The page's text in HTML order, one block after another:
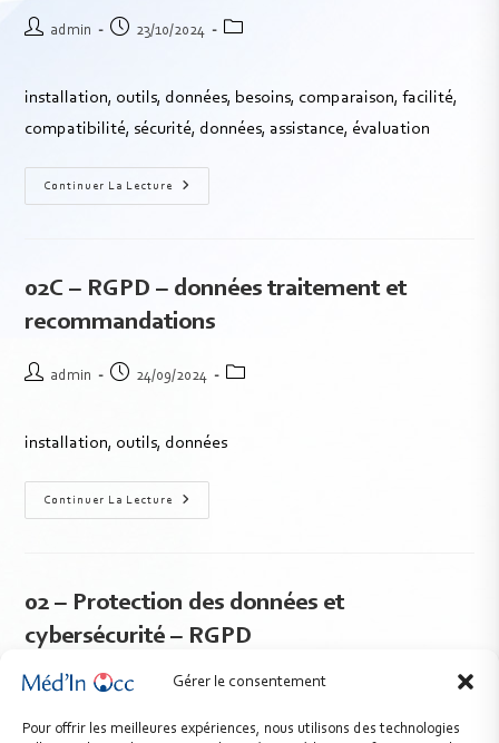
Gérer le consentement
Pour offrir les meilleures expériences, nous utilisons des technologies
admin 23/10/2024
installation, outils, données, besoins, comparaison, facilité,
compatibilité, sécurité, données, assistance, évaluation
Continuer La Lecture
02C – RGPD – données traitement et
recommandations
admin 24/09/2024
installation, outils, données
Continuer La Lecture
02 – Protection des données et
cybersécurité – RGPD
admin 24/09/2024